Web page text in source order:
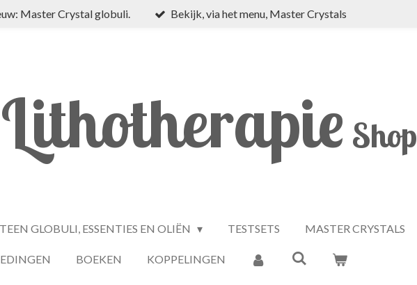
Master Crystal globuli. Bekijk, via het menu, Master Crystals
Lithotherapie Shop
GLOBULI, ESSENTIES EN OLIËN TESTSETS MASTER CRYSTALS
BOEKEN KOPPELINGEN